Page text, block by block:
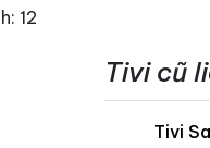
12
Tivi cũ
Tivi